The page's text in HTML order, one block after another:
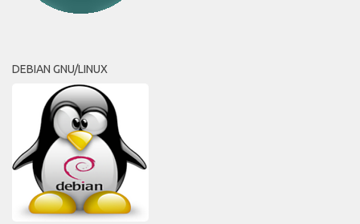
DEBIAN GNU/LINUX